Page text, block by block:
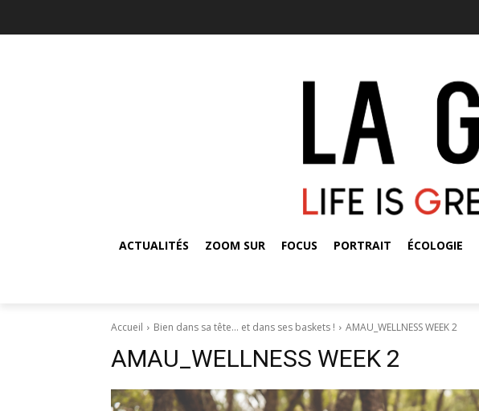
ACTUALITÉS ZOOM SUR FOCUS PORTRAIT ÉCOLOGIE
Accueil Bien dans sa tête… et dans ses baskets ! AMAU_WELLNESS WEEK 2
AMAU_WELLNESS WEEK 2